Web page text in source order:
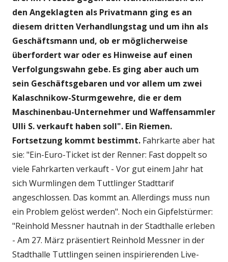
den Angeklagten als Privatmann ging es an
diesem dritten Verhandlungstag und um ihn als
Geschäftsmann und, ob er möglicherweise
überfordert war oder es Hinweise auf einen
Verfolgungswahn gebe. Es ging aber auch um
sein Geschäftsgebaren und vor allem um zwei
Kalaschnikow-Sturmgewehre, die er dem
Maschinenbau-Unternehmer und Waffensammler
Ulli S. verkauft haben soll". Ein Riemen.
Fortsetzung kommt bestimmt. Fahrkarte aber hat
sie: "Ein-Euro-Ticket ist der Renner: Fast doppelt so
viele Fahrkarten verkauft - Vor gut einem Jahr hat
sich Wurmlingen dem Tuttlinger Stadttarif
angeschlossen. Das kommt an. Allerdings muss nun
ein Problem gelöst werden". Noch ein Gipfelstürmer:
"Reinhold Messner hautnah in der Stadthalle erleben
- Am 27. März präsentiert Reinhold Messner in der
Stadthalle Tuttlingen seinen inspirierenden Live-